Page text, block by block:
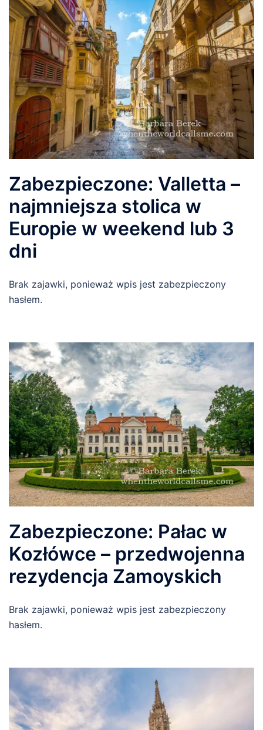
Zabezpieczone: Valletta –
najmniejsza stolica w
Europie w weekend lub 3
dni
Brak zajawki, ponieważ wpis jest zabezpieczony
hasłem.
Zabezpieczone: Pałac w
Kozłówce – przedwojenna
rezydencja Zamoyskich
Brak zajawki, ponieważ wpis jest zabezpieczony
hasłem.